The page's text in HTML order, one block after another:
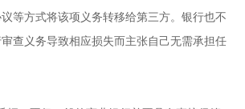
等方式将该项义务转移给第三方。银行也不
查义务导致相应损失而主张自己无需承担任